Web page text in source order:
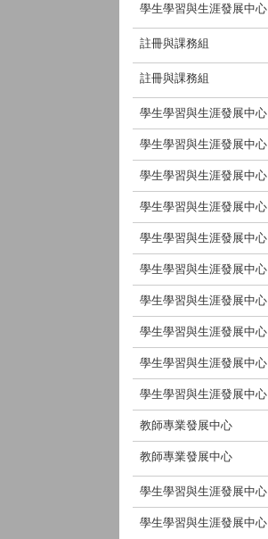
學生學習與生涯發展中心
註冊與課務組
註冊與課務組
學生學習與生涯發展中心
學生學習與生涯發展中心
學生學習與生涯發展中心
學生學習與生涯發展中心
學生學習與生涯發展中心
學生學習與生涯發展中心
學生學習與生涯發展中心
學生學習與生涯發展中心
學生學習與生涯發展中心
學生學習與生涯發展中心
教師專業發展中心
教師專業發展中心
學生學習與生涯發展中心
學生學習與生涯發展中心